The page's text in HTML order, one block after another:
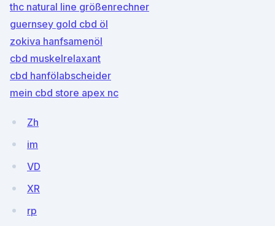
thc natural line größenrechner
guernsey gold cbd öl
zokiva hanfsamenöl
cbd muskelrelaxant
cbd hanfölabscheider
mein cbd store apex nc
Zh
im
VD
XR
rp